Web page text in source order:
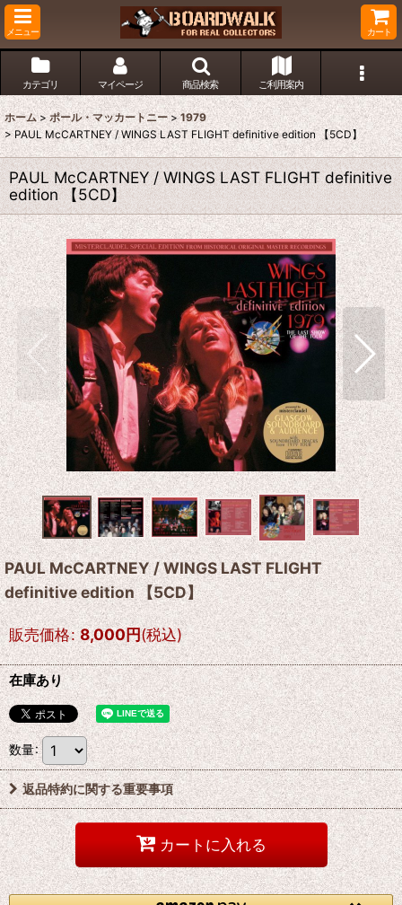
メニュー カート
カテゴリ マイページ 商品検索 ご利用案内
ホーム > ポール・マッカートニー > 1979
> PAUL McCARTNEY / WINGS LAST FLIGHT definitive edition 【5CD】
PAUL McCARTNEY / WINGS LAST FLIGHT definitive
edition 【5CD】
PAUL McCARTNEY / WINGS LAST FLIGHT
definitive edition 【5CD】
販売価格: 8,000円(税込)
在庫あり
数量:
返品特約に関する重要事項
カートに入れる